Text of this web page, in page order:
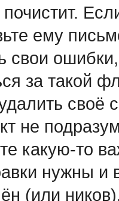
ему
свои
за такой
своё
не
какую-то
нужны и
(или